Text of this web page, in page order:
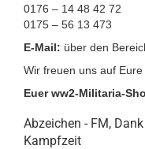
0176 – 14 48 42 72
0175 – 56 13 473
E-Mail: über den
Wir freuen uns auf Eure
Euer ww2-Militaria-
Abzeichen - FM,
Kampfzeit